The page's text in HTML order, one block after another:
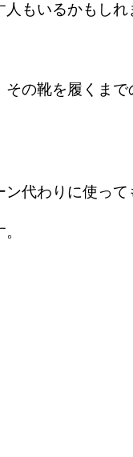
もいるかもしれ
の靴を履くま
代わりに使って